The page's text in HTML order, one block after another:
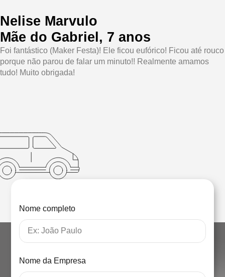
Nelise Marvulo
Mãe do Gabriel, 7 anos
Foi fantástico (Maker Festa)! Ele ficou eufórico! Ficou até rouco
porque não parou de falar um minuto!! Realmente amamos
tudo! Muito obrigada!
Nome completo
Nome da Empresa